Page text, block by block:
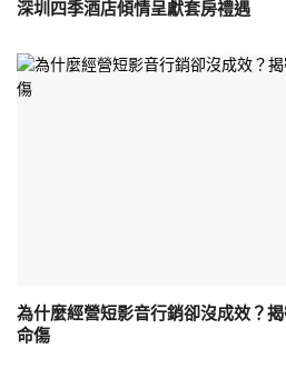
深圳四季酒店傾情呈獻套房禮遇
為什麼經營短影音行銷卻沒成效？
命傷